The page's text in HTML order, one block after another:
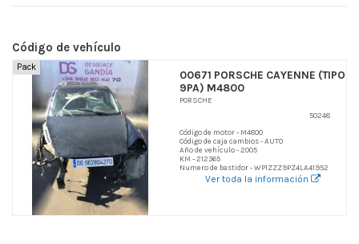
Código de vehículo
Pack
00671 PORSCHE CAYENNE (TIPO
9PA) M4800
PORSCHE
50248
Código de motor - M4800
Código de caja cambios - AUTO
Año de vehículo - 2005
KM - 212365
Numero de bastidor - WP1ZZZ9PZ4LA41952
Ver toda la información